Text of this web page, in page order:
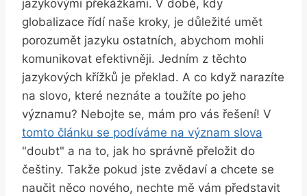
jazykovými překážkami. V době, kdy
globalizace řídí naše kroky, je důležité umět
porozumět jazyku ostatních, abychom mohli
komunikovat efektivněji. Jedním z těchto
jazykových křížků je překlad. A co když narazíte
na slovo, které neznáte a toužíte po jeho
významu? Nebojte se, mám pro vás řešení! V
tomto článku se podíváme na význam slova
"doubt" a na to, jak ho správně přeložit do
češtiny. Takže pokud jste zvědaví a chcete se
naučit něco nového, nechte mě vám představit